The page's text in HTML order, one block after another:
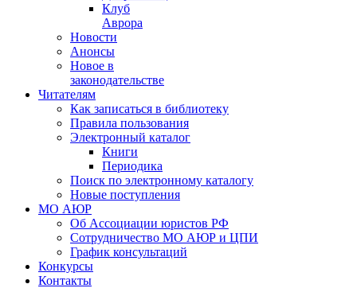
Клуб
Аврора
Новости
Анонсы
Новое в
законодательстве
Читателям
Как записаться в библиотеку
Правила пользования
Электронный каталог
Книги
Периодика
Поиск по электронному каталогу
Новые поступления
МО АЮР
Об Ассоциации юристов РФ
Сотрудничество МО АЮР и ЦПИ
График консультаций
Конкурсы
Контакты